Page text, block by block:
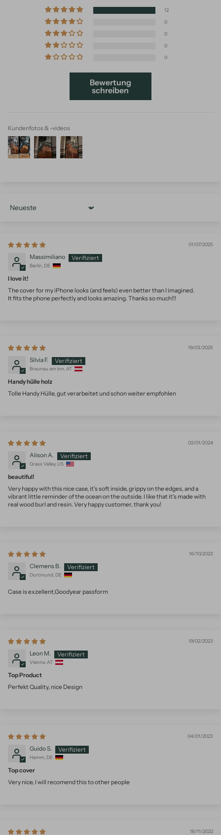
12
0
0
0
0
Bewertung
schreiben
Kundenfotos & -videos
Sort by
01/07/2025
Massimiliano
Berlin, DE
I love it!
The cover for my iPhone looks (and feels) even better than I imagined.
It fits the phone perfectly and looks amazing. Thanks so much!!!
19/03/2025
Silvia F.
Braunau am Inn, AT
Handy hülle holz
Tolle Handy Hülle, gut verarbeitet und schon weiter empfohlen
02/01/2024
Alison A.
Grass Valley, US
beautiful!
Very happy with this nice case, it's soft inside, grippy on the edges, and a
vibrant little reminder of the ocean on the outside. I like that it's made with
real wood burl and resin. Very happy customer, thank you!
16/10/2023
Clemens B.
Dortmund, DE
Case is exzellent,Goodyear passform
19/02/2023
Leon M.
Vienna, AT
Top Product
Perfekt Quality, nice Design
04/01/2023
Guido S.
Hamm, DE
Top cover
Very nice, I will recomend this to other people
16/11/2022